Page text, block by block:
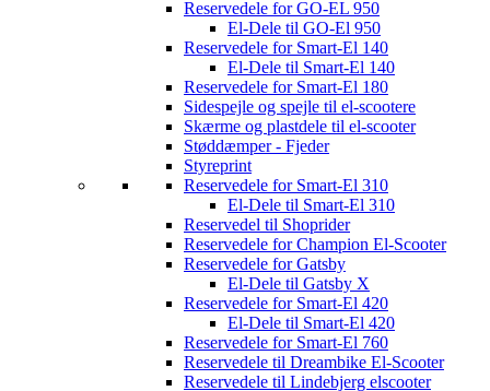
Reservedele for GO-EL 950
El-Dele til GO-El 950
Reservedele for Smart-El 140
El-Dele til Smart-El 140
Reservedele for Smart-El 180
Sidespejle og spejle til el-scootere
Skærme og plastdele til el-scooter
Støddæmper - Fjeder
Styreprint
Reservedele for Smart-El 310
El-Dele til Smart-El 310
Reservedel til Shoprider
Reservedele for Champion El-Scooter
Reservedele for Gatsby
El-Dele til Gatsby X
Reservedele for Smart-El 420
El-Dele til Smart-El 420
Reservedele for Smart-El 760
Reservedele til Dreambike El-Scooter
Reservedele til Lindebjerg elscooter